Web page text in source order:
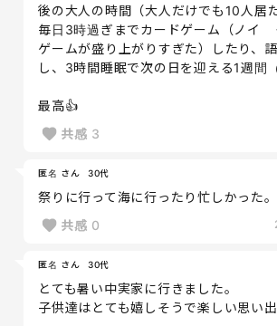
後の大人の時間（大人だけでも10人居
毎日3時過ぎまでカードゲーム（ノイ
ゲームが盛り上がりすぎた）したり、
し、3時間睡眠で次の日を迎える1週間（
最高👍
共感 3
匿名 さん 30代
祭りに行って海に行ったり忙しかった。
共感 0
匿名 さん 30代
とても暑い中実家に行きました。
子供達はとても嬉しそうで楽しい思い出